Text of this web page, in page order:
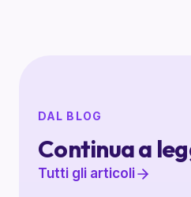
DAL BLOG
Continua a
Tutti gli articoli